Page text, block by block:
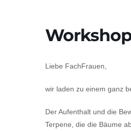
Liebe FachFrauen,
wir laden zu einem ganz
Der Aufenthalt und die
Terpene, die die Bäume